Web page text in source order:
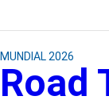
MUNDIAL 2026
Road